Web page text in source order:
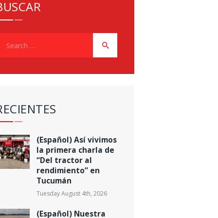
(Español) Así vivimos
la primera charla de
“Del tractor al
rendimiento” en
Tucumán
Tuesday August 4th, 2026
(Español) Nuestra